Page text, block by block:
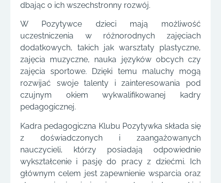
dbając o ich wszechstronny rozwój.
W Pozytywce dzieci mają możliwość
uczestniczenia w różnorodnych zajęciach
dodatkowych, takich jak warsztaty plastyczne,
zajęcia muzyczne, nauka języków obcych czy
zajęcia sportowe. Dzięki temu maluchy mogą
rozwijać swoje talenty i zainteresowania pod
czujnym okiem wykwalifikowanej kadry
pedagogicznej.
Kadra pedagogiczna Klubu Pozytywka składa się
z doświadczonych i zaangażowanych
nauczycieli, którzy posiadają odpowiednie
wykształcenie i pasję do pracy z dziećmi. Ich
głównym celem jest zapewnienie wsparcia oraz